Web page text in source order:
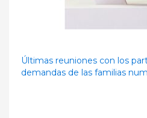
Últimas reuniones con los
demandas de las familias